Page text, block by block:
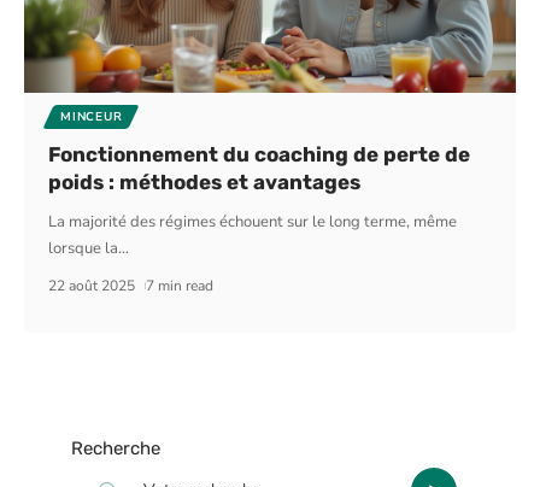
MINCEUR
Fonctionnement du coaching de perte de
poids : méthodes et avantages
La majorité des régimes échouent sur le long terme, même
lorsque la…
22 août 2025 7 min read
Recherche